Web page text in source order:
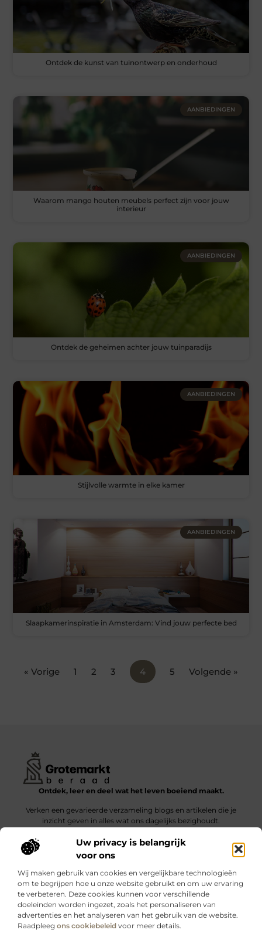
Uw privacy is belangrijk
voor ons
Wij maken gebruik van cookies en vergelijkbare technologieën
om te begrijpen hoe u onze website gebruikt en om uw ervaring
te verbeteren. Deze cookies kunnen voor verschillende
doeleinden worden ingezet, zoals het personaliseren van
advertenties en het analyseren van het gebruik van de website.
Raadpleeg ons cookiebeleid voor meer details.
Ontdek de kunst van tuinontwerp en onderhoud
AANBIEDINGEN
Waarom mango houten meubels perfect zijn voor jouw
interieur
AANBIEDINGEN
Ontdek de geheimen achter jouw tuinparadijs
AANBIEDINGEN
Stijlvolle warmte in elke kamer
AANBIEDINGEN
Slaapkamerinspiratie in Amsterdam: Vind jouw perfecte bed
« Vorige 1 2 3 4 5 Volgende »
Ontdek, leer en deel wat het leven boeiend maakt.
Verken een gevarieerde verzameling blogs en artikelen die je
inzicht geven in alles wat ons dagelijks bezighoudt.
Bericht categorie
Onze informatie